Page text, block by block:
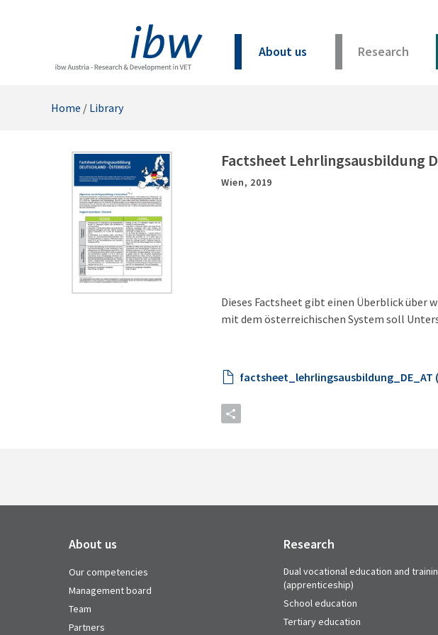
About us Research
Home / Library
Factsheet Lehrlingsausbildung
Wien, 2019
Dieses Factsheet gibt einen Überblick über
mit dem österreichischen System soll
factsheet_lehrlingsausbildung_DE_AT
About us
Our competencies
Management board
Team
Partners
Research
Dual vocational education and
(apprenticeship)
School education
Tertiary education